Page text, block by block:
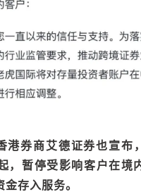
港券商艾德证券也宣布
，暂停受影响客户在境
金存入服务。